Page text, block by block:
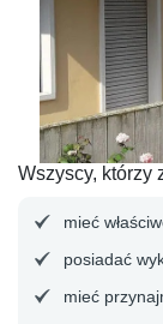
Wszyscy, którzy
mieć
posiadać
mieć